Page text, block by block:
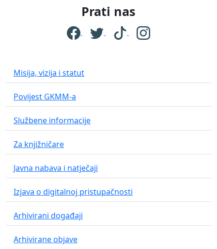
Prati nas
Misija, vizija i statut
Povijest GKMM-a
Službene informacije
Za knjižničare
Javna nabava i natječaji
Izjava o digitalnoj pristupačnosti
Arhivirani događaji
Arhivirane objave